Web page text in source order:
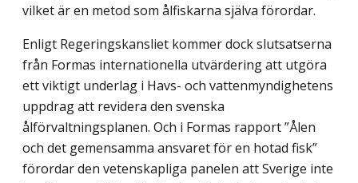
vilket är en metod som ålfiskarna själva förordar.
Enligt Regeringskansliet kommer dock slutsatserna
från Formas internationella utvärdering att utgöra
ett viktigt underlag i Havs- och vattenmyndighetens
uppdrag att revidera den svenska
ålförvaltningsplanen. Och i Formas rapport ”Ålen
och det gemen­samma ansvaret för en hotad fisk”
förordar den vetenskapliga panelen att Sverige inte